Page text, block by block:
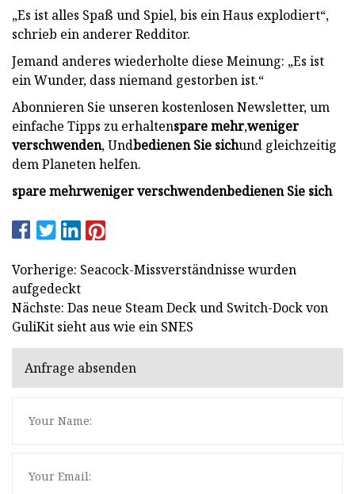
„Es ist alles Spaß und Spiel, bis ein Haus explodiert“,
schrieb ein anderer Redditor.
Jemand anderes wiederholte diese Meinung: „Es ist
ein Wunder, dass niemand gestorben ist.“
Abonnieren Sie unseren kostenlosen Newsletter, um
einfache Tipps zu erhaltenspare mehr,weniger
verschwenden, Undbedienen Sie sichund gleichzeitig
dem Planeten helfen.
spare mehrweniger verschwendenbedienen Sie sich
Vorherige: Seacock-Missverständnisse wurden
aufgedeckt
Nächste: Das neue Steam Deck und Switch-Dock von
GuliKit sieht aus wie ein SNES
Anfrage absenden